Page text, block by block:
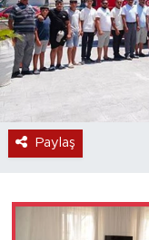
Paylaş
Turizm